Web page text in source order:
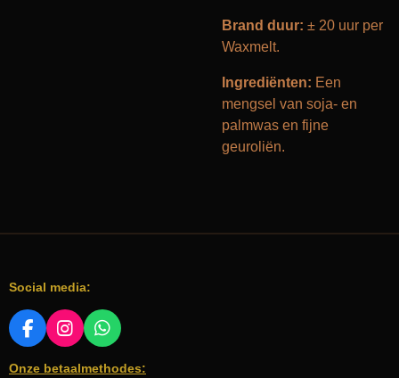
Brand duur: ± 20 uur per
Waxmelt.
Ingrediënten: Een
mengsel van soja- en
palmwas en fijne
geuroliën.
Social media:
F
C
I
S
W
A
Onze betaalmethodes: